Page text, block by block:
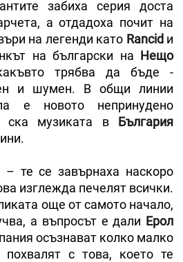
забиха серия доста
а отдадоха почит на
на легенди като Rancid и
на български на Нещо
трябва да бъде -
и шумен. В общи линии
е новото непринудено
ска музиката в България
– те се завърнаха наскоро
изглежда печелят всички.
още от самото начало,
а въпросът е дали Ерол
осъзнават колко малко
с това, което те